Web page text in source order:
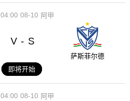
08-10
04:00 阿甲
V - S
萨斯菲尔德
即将开始
08-10
04:00 阿甲